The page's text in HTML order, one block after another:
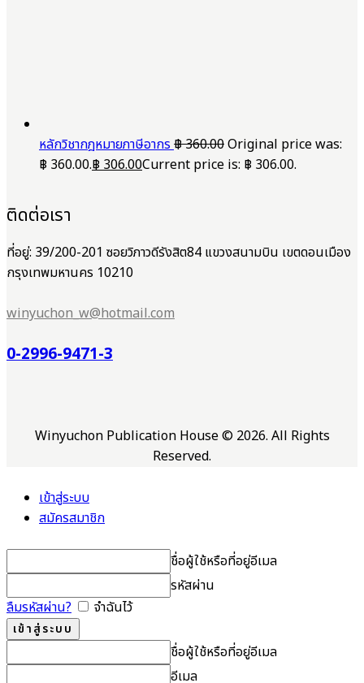
หลักวิชากฎหมายภาษีอากร฿360.00Original price was:
฿ 360.00.฿306.00Current price is: ฿ 306.00.
ติดต่อเรา
ที่อยู่: 39/200-201 ซอยวิภาวดีรังสิต84 แขวงสนามบิน เขตดอนเมือง
กรุงเทพมหานคร 10210
winyuchon_w@hotmail.com
0-2996-9471-3
Winyuchon Publication House © 2026. All Rights
Reserved.
เข้าสู่ระบบ
สมัครสมาชิก
ชื่อผู้ใช้หรือที่อยู่อีเมล
รหัสผ่าน
ลืมรหัสผ่าน?
จำฉันไว้
ชื่อผู้ใช้หรือที่อยู่อีเมล
อีเมล